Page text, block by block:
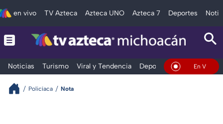
en vivo TV Azteca Azteca UNO Azteca 7 Deportes
Noticias Turismo Viral y Tendencia Deportes Espectáculos
En Vivo
Policíaca Nota